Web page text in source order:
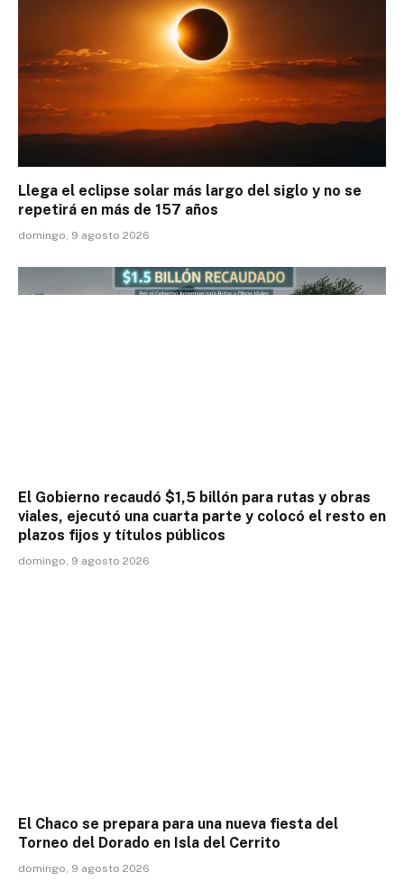
Llega el eclipse solar más largo del siglo y no se
repetirá en más de 157 años
domingo, 9 agosto 2026
El Gobierno recaudó $1,5 billón para rutas y obras
viales, ejecutó una cuarta parte y colocó el resto en
plazos fijos y títulos públicos
domingo, 9 agosto 2026
El Chaco se prepara para una nueva fiesta del
Torneo del Dorado en Isla del Cerrito
domingo, 9 agosto 2026